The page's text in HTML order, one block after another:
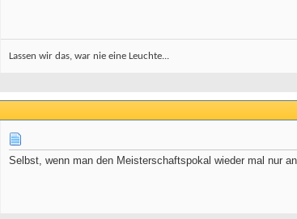
Lassen wir das, war nie eine Leuchte...
Selbst, wenn man den Meisterschaftspokal wieder mal nur